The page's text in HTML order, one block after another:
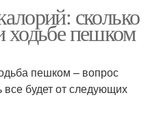
сколько
ходьбе пешком
пешком – вопрос
будет от следующих